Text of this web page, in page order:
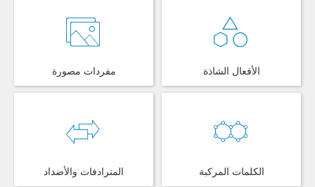
مفردات مصورة الأفعال الشاذة
المترادفات والأضداد الكلمات المركبة